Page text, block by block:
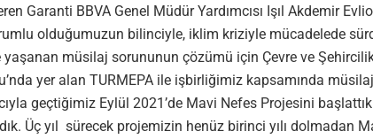
Garanti BBVA Genel Müdür Yardımcısı Işıl Akdemir
olduğumuzun bilinciyle, iklim kriziyle mücadelede
yaşanan müsilaj sorununun çözümü için Çevre ve
yer alan TURMEPA ile işbirliğimiz kapsamında
geçtiğimiz Eylül 2021’de Mavi Nefes Projesini
Üç yıl sürecek projemizin henüz birinci yılı dolmadan